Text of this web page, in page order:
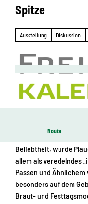
Spitze
Ausstellung Diskussion
|
Route
Beliebtheit, wurde
allem als veredelndes
Passen und
besonders auf dem
Braut- und